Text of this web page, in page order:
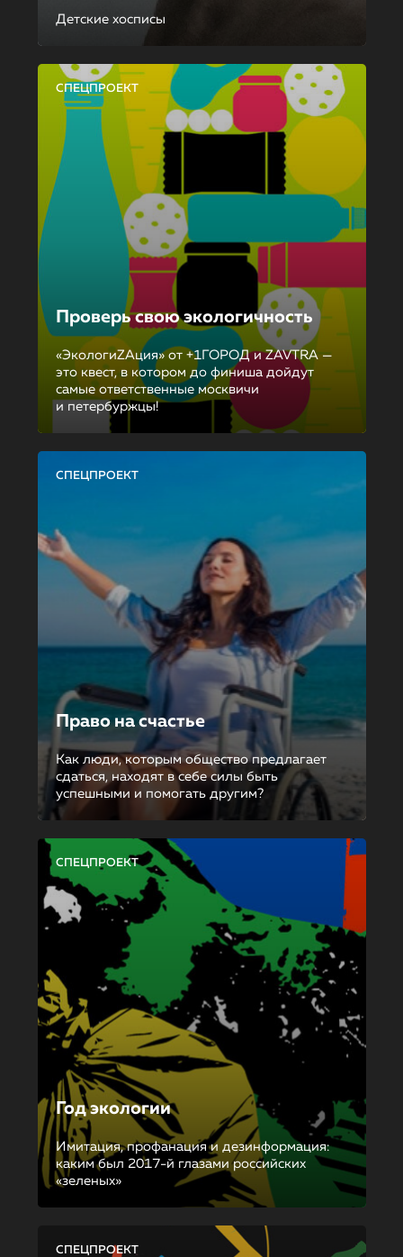
Детские хосписы
СПЕЦПРОЕКТ
Проверь свою экологичность
«ЭкологиZAция» от +1ГОРОД и ZAVTRA —
это квест, в котором до финиша дойдут
самые ответственные москвичи
и петербуржцы!
СПЕЦПРОЕКТ
Право на счастье
Как люди, которым общество предлагает
сдаться, находят в себе силы быть
успешными и помогать другим?
СПЕЦПРОЕКТ
Год экологии
Имитация, профанация и дезинформация:
каким был 2017-й глазами российских
«зеленых»
СПЕЦПРОЕКТ